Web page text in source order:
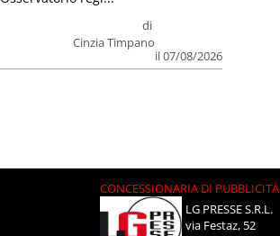
di
Cinzia Timpano
il 07/08/2026
CONCESSIONARIA DI PUBBLICITÀ
LG PRESSE S.R.L.
via Festaz, 52